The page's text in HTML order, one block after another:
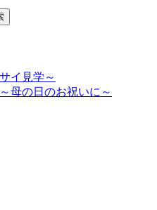
イ見学～
母の日のお祝いに～